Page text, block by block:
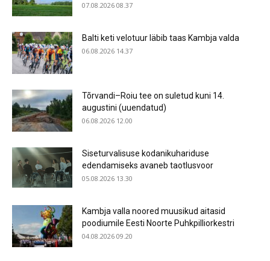
07.08.2026 08.37
Balti keti velotuur läbib taas Kambja valda
06.08.2026 14.37
Tõrvandi–Roiu tee on suletud kuni 14.
augustini (uuendatud)
06.08.2026 12.00
Siseturvalisuse kodanikuhariduse
edendamiseks avaneb taotlusvoor
05.08.2026 13.30
Kambja valla noored muusikud aitasid
poodiumile Eesti Noorte Puhkpilliorkestri
04.08.2026 09.20